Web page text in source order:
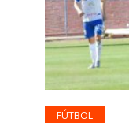
FÚTBOL